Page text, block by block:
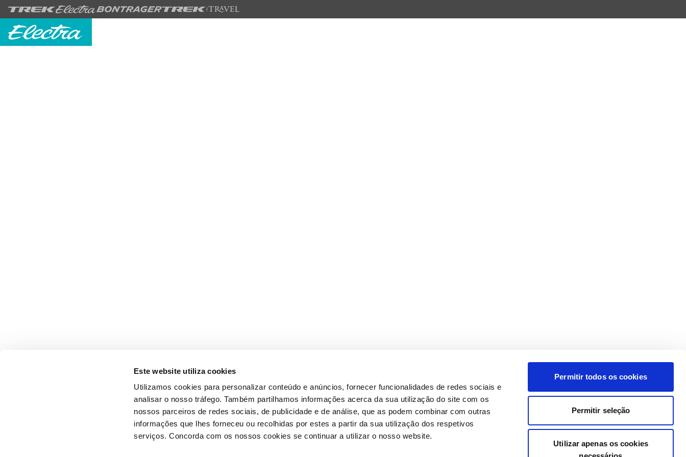
Este website utiliza cookies
Utilizamos cookies para personalizar conteúdo e anúncios, fornecer funcionalidades de redes sociais e
analisar o nosso tráfego. Também partilhamos informações acerca da sua utilização do site com os
nossos parceiros de redes sociais, de publicidade e de análise, que as podem combinar com outras
informações que lhes forneceu ou recolhidas por estes a partir da sua utilização dos respetivos
serviços. Concorda com os nossos cookies se continuar a utilizar o nosso website.
Permitir todos os cookies
Permitir seleção
Utilizar apenas os cookies